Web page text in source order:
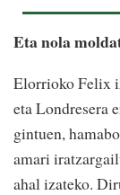
Eta nola
Elorrioko Felix
eta Londresera
gintuen,
amari
ahal izateko.